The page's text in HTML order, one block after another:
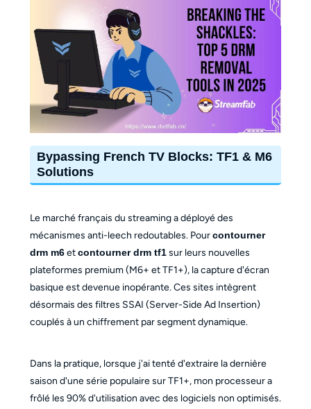
Bypassing French TV Blocks: TF1 & M6
Solutions
Le marché français du streaming a déployé des
mécanismes anti-leech redoutables. Pourcontourner
drm m6etcontourner drm tf1sur leurs nouvelles
plateformes premium (M6+ et TF1+), la capture d'écran
basique est devenue inopérante. Ces sites intègrent
désormais des filtres SSAI (Server-Side Ad Insertion)
couplés à un chiffrement par segment dynamique.
Dans la pratique, lorsque j'ai tenté d'extraire la dernière
saison d'une série populaire sur TF1+, mon processeur a
frôlé les 90% d'utilisation avec des logiciels non optimisés.